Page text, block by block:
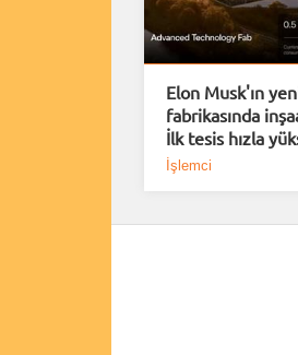
Elon Musk'ın
fabrikasında
İlk tesis hızla
İşlemci